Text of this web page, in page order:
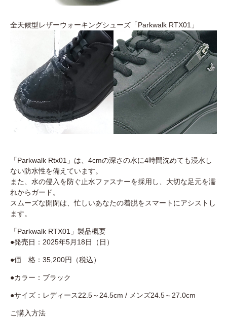
全天候型レザーウォーキングシューズ「Parkwalk RTX01」
「Parkwalk Rtx01」は、4cmの深さの水に4時間沈めても浸水し
ない防水性を備えています。
また、水の侵入を防ぐ止水ファスナーを採用し、大切な足元を濡
れからガード。
スムーズな開閉は、忙しいあなたの着脱をスマートにアシストし
ます。
「Parkwalk RTX01」製品概要
●発売日：2025年5月18日（日）
●価 格：35,200円（税込）
●カラー：ブラック
●サイズ：レディース22.5～24.5cm / メンズ24.5～27.0cm
ご購入方法